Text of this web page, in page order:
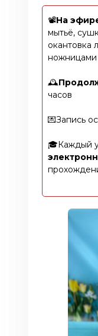
📽️На
мытьё,
окантовка
ножницами
🕰️
часов
💌Запись
🎓Каждый